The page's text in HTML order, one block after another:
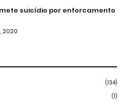
suicídio por enforcamento
2020
(134)
(1)